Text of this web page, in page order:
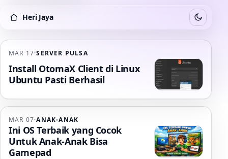
Heri Jaya
Heri Jaya Switch to
MAR 17·SERVER PULSA
Install OtomaX Client di Linux
Ubuntu Pasti Berhasil
MAR 07·ANAK-ANAK
Ini OS Terbaik yang Cocok
Untuk Anak-Anak Bisa
Gamepad